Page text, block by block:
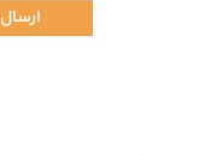
ارسال